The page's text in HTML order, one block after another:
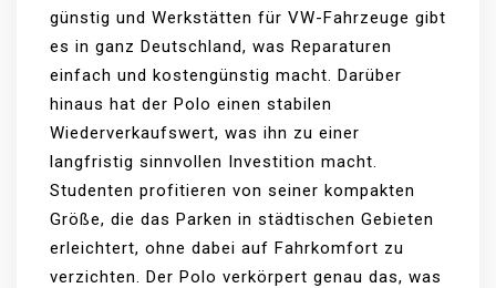
günstig und Werkstätten für VW-Fahrzeuge gibt
es in ganz Deutschland, was Reparaturen
einfach und kostengünstig macht. Darüber
hinaus hat der Polo einen stabilen
Wiederverkaufswert, was ihn zu einer
langfristig sinnvollen Investition macht.
Studenten profitieren von seiner kompakten
Größe, die das Parken in städtischen Gebieten
erleichtert, ohne dabei auf Fahrkomfort zu
verzichten. Der Polo verkörpert genau das, was